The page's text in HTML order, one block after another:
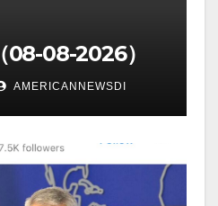
08-08-2026）
AMERICANNEWSDI